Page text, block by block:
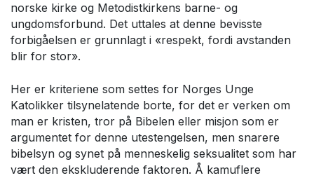
norske kirke og Metodistkirkens barne- og
ungdomsforbund. Det uttales at denne bevisste
forbigåelsen er grunnlagt i «respekt, fordi avstanden
blir for stor».
Her er kriteriene som settes for Norges Unge
Katolikker tilsynelatende borte, for det er verken om
man er kristen, tror på Bibelen eller misjon som er
argumentet for denne utestengelsen, men snarere
bibelsyn og synet på menneskelig seksualitet som har
vært den ekskluderende faktoren. Å kamuflere